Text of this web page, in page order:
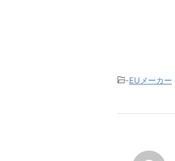
-EUメーカー